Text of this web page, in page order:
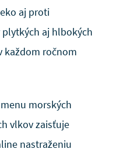
aj proti
aj hlbokých
každom ročnom
morských
vlkov zaisťuje
nastraženiu